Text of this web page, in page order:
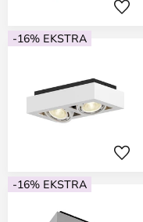
-16% EKSTRA
-16% EKSTRA